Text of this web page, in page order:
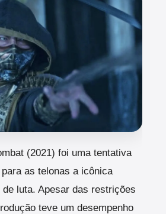
(2021) foi uma tentativa
as telonas a icônica
luta. Apesar das restrições
teve um desempenho